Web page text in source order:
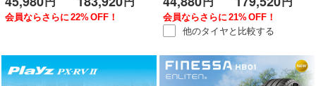
会員ならさらに 22%OFF！ 会員ならさらに 21%OFF！
他のタイヤと 比較する